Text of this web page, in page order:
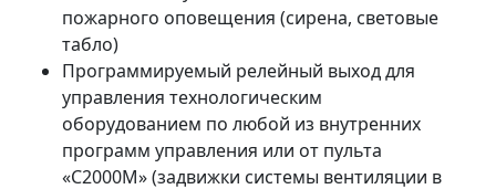
пожарного оповещения (сирена, световые
табло)
Программируемый релейный выход для
управления технологическим
оборудованием по любой из внутренних
программ управления или от пульта
«С2000М» (задвижки системы вентиляции в